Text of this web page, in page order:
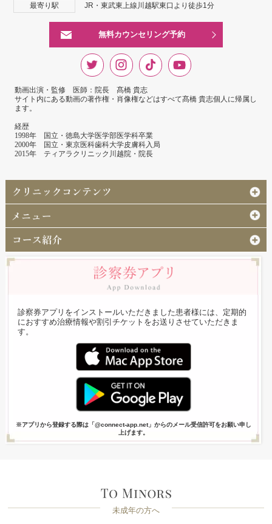
最寄り駅 JR・東武東上線川越駅東口より徒歩1分
無料カウンセリング予約
動画出演・監修 医師：院長 髙橋 貴志
サイト内にある動画の著作権・肖像権などはすべて髙橋 貴志個人に帰属し
ます。
経歴
1998年 国立・徳島大学医学部医学科卒業
2000年 国立・東京医科歯科大学皮膚科入局
2015年 ティアラクリニック川越院・院長
診察券アプリをインストールいただきました患者様には、定期的
におすすめ治療情報や割引チケットをお送りさせていただきま
す。
※アプリから登録する際は「@connect-app.net」からのメール受信許可をお願い申し
上げます。
未成年の方へ